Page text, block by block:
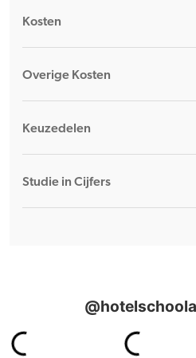
Kosten
Overige Kosten
Keuzedelen
Studie in Cijfers